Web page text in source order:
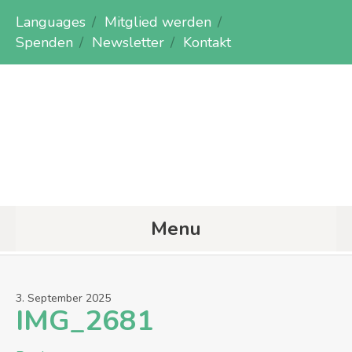
Languages
Mitglied werden
Spenden
Newsletter Kontakt
Menu
3. September 2025
IMG_2681